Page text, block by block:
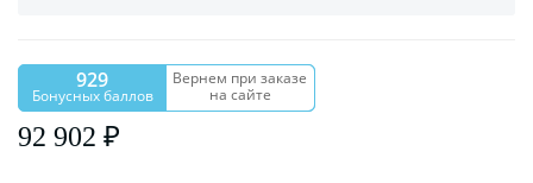
929
Бонусных баллов
Вернем при заказе
на сайте
92 902 ₽